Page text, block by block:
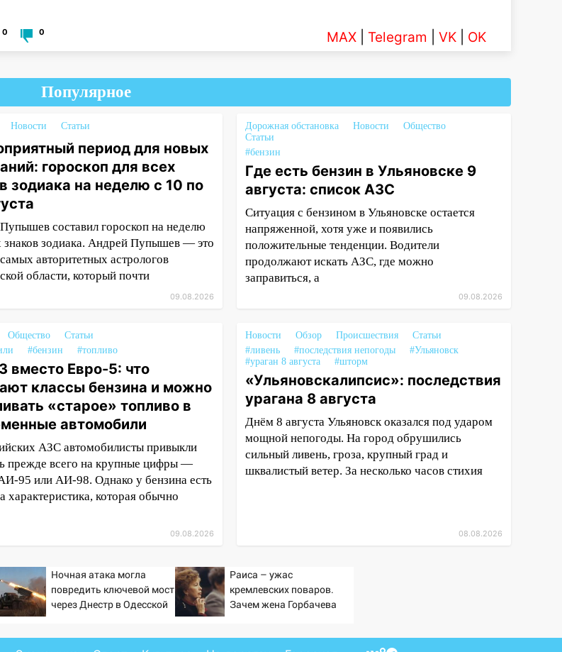
0 0 MAX Telegram VK OK
Популярное
Новости Статьи
период для новых
гороскоп для всех
зодиака на неделю с 10 по
составил гороскоп на неделю
знаков зодиака. Андрей Пупышев — это
авторитетных астрологов
области, который почти
09.08.2026
Дорожная обстановка Новости
Общество
Статьи
#бензин
Где есть бензин в Ульяновске 9
августа: список АЗС
Ситуация с бензином в Ульяновске остается
напряженной, хотя уже и появились
положительные тенденции. Водители
продолжают искать АЗС, где можно
заправиться, а
09.08.2026
Общество
Статьи
#бензин #топливо
вместо Евро-5: что
классы бензина и можно
«старое» топливо в
автомобили
АЗС автомобилисты привыкли
прежде всего на крупные цифры —
95 или АИ-98. Однако у бензина есть
характеристика, которая обычно
09.08.2026
Новости Обзор Происшествия
Статьи
#ливень
#последствия непогоды
#Ульяновск
#ураган 8 августа
#шторм
«Ульяновскалипсис»: последствия
урагана 8 августа
Днём 8 августа Ульяновск оказался под ударом
мощной непогоды. На город обрушились
сильный ливень, гроза, крупный град и
шквалистый ветер. За несколько часов стихия
08.08.2026
Ночная атака могла
повредить ключевой мост
через Днестр в Одесской
Раиса – ужас
кремлевских поваров.
Зачем жена Горбачева